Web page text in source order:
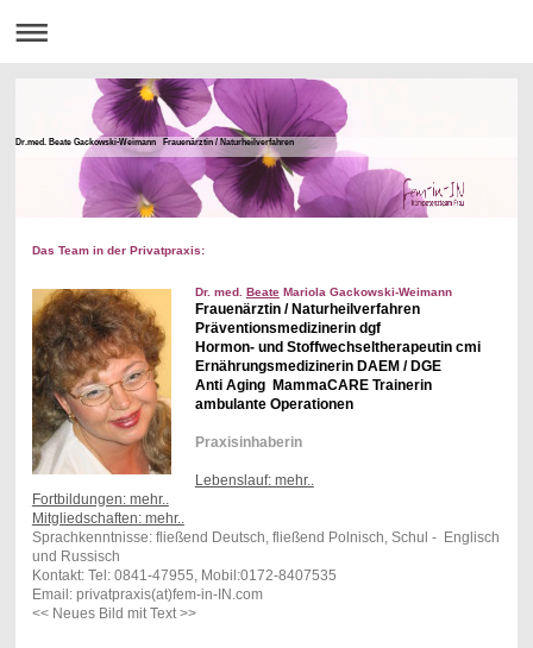
Dr.med. Beate Gackowski-Weimann Frauenärztin / Naturheilverfahren
Das Team in der Privatpraxis:
Dr. med. BeateMariola Gackowski-Weimann
Frauenärztin / Naturheilverfahren
Präventionsmedizinerin dgf
Hormon- und Stoffwechseltherapeutin cmi
Ernährungsmedizinerin DAEM / DGE
Anti Aging MammaCARE Trainerin
ambulante Operationen
Praxisinhaberin
Lebenslauf: mehr..
Fortbildungen: mehr..
Mitgliedschaften: mehr..
Sprachkenntnisse: fließend Deutsch, fließend Polnisch, Schul - Englisch
und Russisch
Kontakt: Tel: 0841-47955, Mobil:0172-8407535
Email: privatpraxis(at)fem-in-IN.com
<< Neues Bild mit Text >>